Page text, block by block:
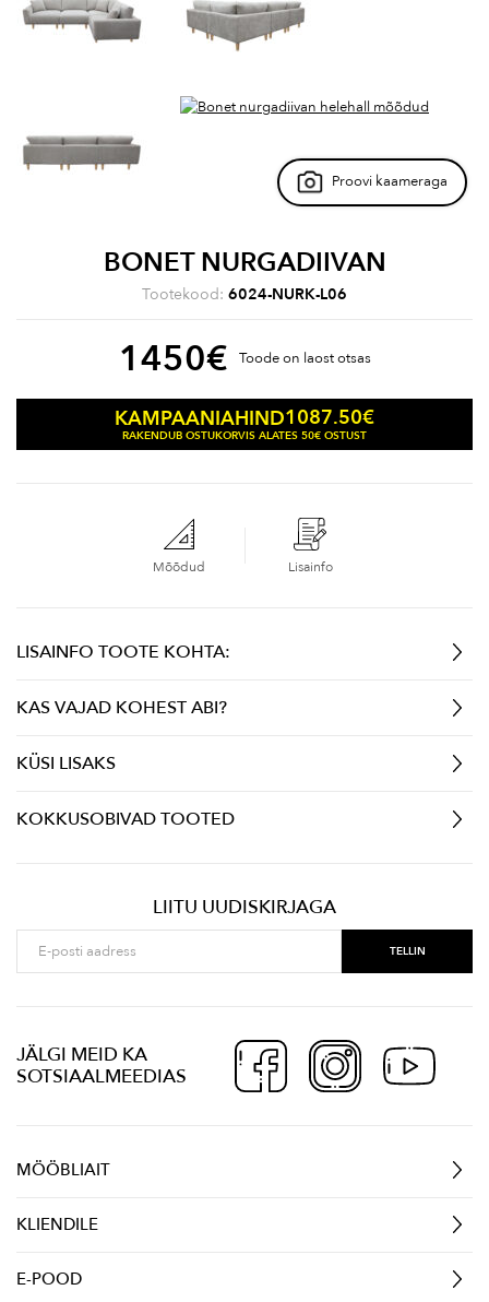
Proovi kaameraga
BONET NURGADIIVAN
Tootekood: 6024-NURK-L06
1450€ Toode on laost otsas
KAMPAANIAHIND1087.50€
RAKENDUB OSTUKORVIS ALATES 50€ OSTUST
Mõõdud Lisainfo
LISAINFO TOOTE KOHTA:
KAS VAJAD KOHEST ABI?
KÜSI LISAKS
KOKKUSOBIVAD TOOTED
LIITU UUDISKIRJAGA
JÄLGI MEID KA
SOTSIAALMEEDIAS
MÖÖBLIAIT
KLIENDILE
E-POOD